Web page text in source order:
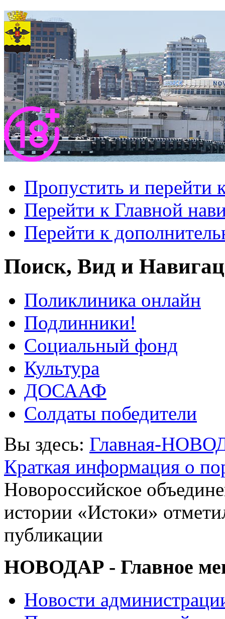
Пропустить и перейти
Перейти к Главной
Перейти к
Поиск, Вид и
Поликлиника онлайн
Подлинники!
Социальный фонд
Культура
ДОСААФ
Солдаты победители
Вы здесь: Главная-
Краткая информация о
Новороссийское
истории «Истоки»
публикации
НОВОДАР - Главное
Новости